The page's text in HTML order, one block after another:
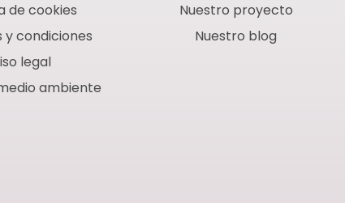
de cookies
y condiciones
legal
ambiente
Nuestro proyecto
Nuestro blog